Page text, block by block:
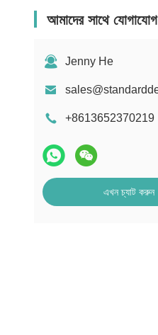
আমাদের সাথে যোগাযোগ
Jenny He
+8613652370219
এখন চ্যাট করুন